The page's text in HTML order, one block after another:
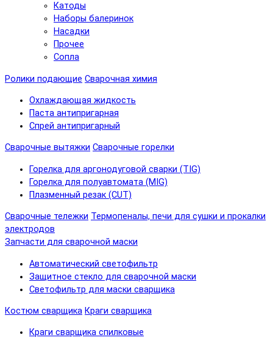
Катоды
Наборы балеринок
Насадки
Прочее
Сопла
Ролики подающие Сварочная химия
Охлаждающая жидкость
Паста антипригарная
Спрей антипригарный
Сварочные вытяжки Сварочные горелки
Горелка для аргонодуговой сварки (TIG)
Горелка для полуавтомата (MIG)
Плазменный резак (CUT)
Сварочные тележки Термопеналы, печи для сушки и прокалки
электродов
Запчасти для сварочной маски
Автоматический светофильтр
Защитное стекло для сварочной маски
Светофильтр для маски сварщика
Костюм сварщика Краги сварщика
Краги сварщика спилковые